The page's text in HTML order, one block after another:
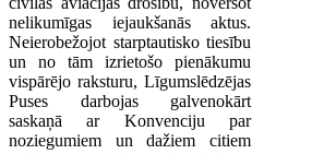
nelikumīgas iejaukšanās aktus.
Neierobežojot starptautisko tiesību
un no tām izrietošo pienākumu
vispārējo raksturu, Līgumslēdzējas
Puses darbojas galvenokārt
saskaņā ar Konvenciju par
noziegumiem un dažiem citiem